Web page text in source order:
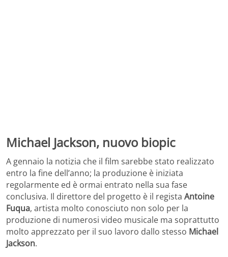
Michael Jackson, nuovo biopic
A gennaio la notizia che il film sarebbe stato realizzato
entro la fine dell’anno; la produzione è iniziata
regolarmente ed è ormai entrato nella sua fase
conclusiva. Il direttore del progetto è il regista Antoine
Fuqua, artista molto conosciuto non solo per la
produzione di numerosi video musicale ma soprattutto
molto apprezzato per il suo lavoro dallo stesso Michael
Jackson.